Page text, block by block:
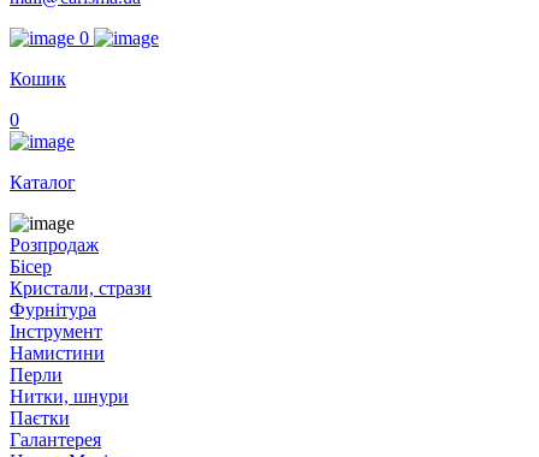
0
Кошик
0
Каталог
Розпродаж
Бісер
Кристали, стрази
Фурнітура
Інструмент
Намистини
Перли
Нитки, шнури
Паєтки
Галантерея